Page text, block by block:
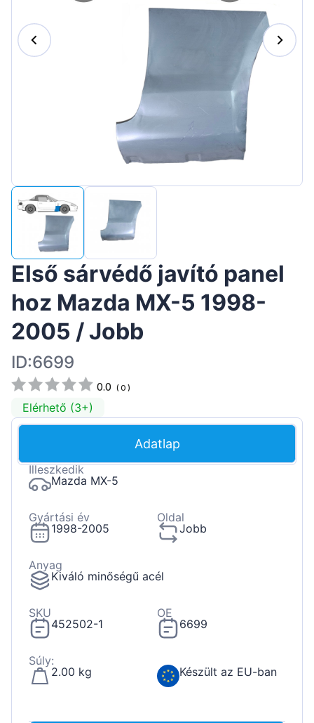
Português
Első sárvédő javító panel
hoz Mazda MX-5 1998-
2005 / Jobb
ID:6699
0.0 (0 )
Elérhető (3+)
Adatlap
Illeszkedik
Mazda MX-5
Gyártási év
1998-2005
Oldal
Jobb
Anyag
Kiváló minőségű acél
SKU
452502-1
OE
6699
Súly:
2.00 kg
Készült az EU-ban